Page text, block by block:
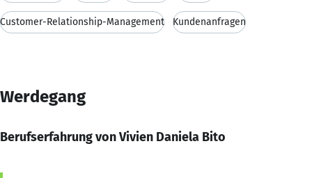
Customer-Relationship-Management Kundenanfragen
Werdegang
Berufserfahrung von Vivien Daniela Bito